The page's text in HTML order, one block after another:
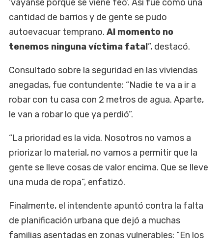
‘váyanse porque se viene feo’. Así fue como una
cantidad de barrios y de gente se pudo
autoevacuar temprano. Al momento no
tenemos ninguna víctima fatal”, destacó.
Consultado sobre la seguridad en las viviendas
anegadas, fue contundente: “Nadie te va a ir a
robar con tu casa con 2 metros de agua. Aparte,
le van a robar lo que ya perdió”.
“La prioridad es la vida. Nosotros no vamos a
priorizar lo material, no vamos a permitir que la
gente se lleve cosas de valor encima. Que se lleve
una muda de ropa”, enfatizó.
Finalmente, el intendente apuntó contra la falta
de planificación urbana que dejó a muchas
familias asentadas en zonas vulnerables: “En los